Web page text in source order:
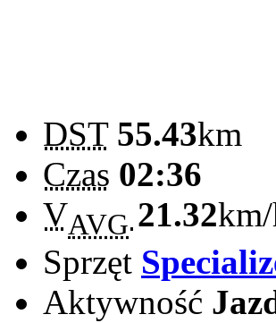
DST 55.43km
Czas 02:36
VAVG 21.32
Sprzęt
Aktywność